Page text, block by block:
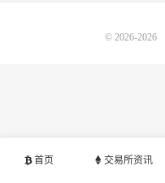
首页 交易所资讯
© 2026-2026